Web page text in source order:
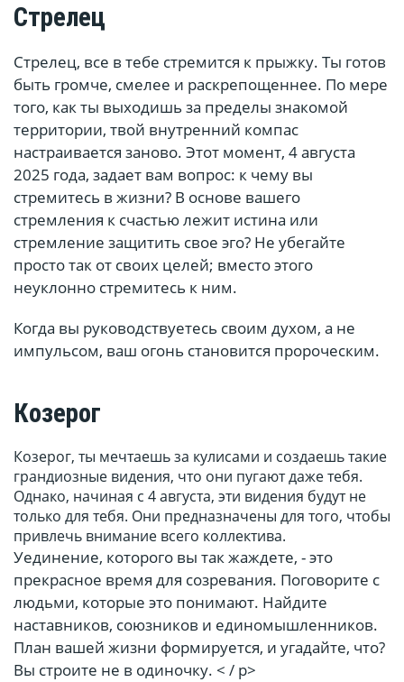
Стрелец
Стрелец, все в тебе стремится к прыжку. Ты готов
быть громче, смелее и раскрепощеннее. По мере
того, как ты выходишь за пределы знакомой
территории, твой внутренний компас
настраивается заново. Этот момент, 4 августа
2025 года, задает вам вопрос: к чему вы
стремитесь в жизни? В основе вашего
стремления к счастью лежит истина или
стремление защитить свое эго? Не убегайте
просто так от своих целей; вместо этого
неуклонно стремитесь к ним.
Когда вы руководствуетесь своим духом, а не
импульсом, ваш огонь становится пророческим.
Козерог
Козерог, ты мечтаешь за кулисами и создаешь такие
грандиозные видения, что они пугают даже тебя.
Однако, начиная с 4 августа, эти видения будут не
только для тебя. Они предназначены для того, чтобы
привлечь внимание всего коллектива.
Уединение, которого вы так жаждете, - это
прекрасное время для созревания. Поговорите с
людьми, которые это понимают. Найдите
наставников, союзников и единомышленников.
План вашей жизни формируется, и угадайте, что?
Вы строите не в одиночку. < / p>